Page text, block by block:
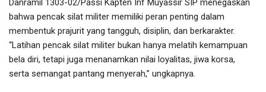
Danramil 1303-02/Passi Kapten Inf Muyassir SIP menegaskan
bahwa pencak silat militer memiliki peran penting dalam
membentuk prajurit yang tangguh, disiplin, dan berkarakter.
“Latihan pencak silat militer bukan hanya melatih kemampuan
bela diri, tetapi juga menanamkan nilai loyalitas, jiwa korsa,
serta semangat pantang menyerah,” ungkapnya.